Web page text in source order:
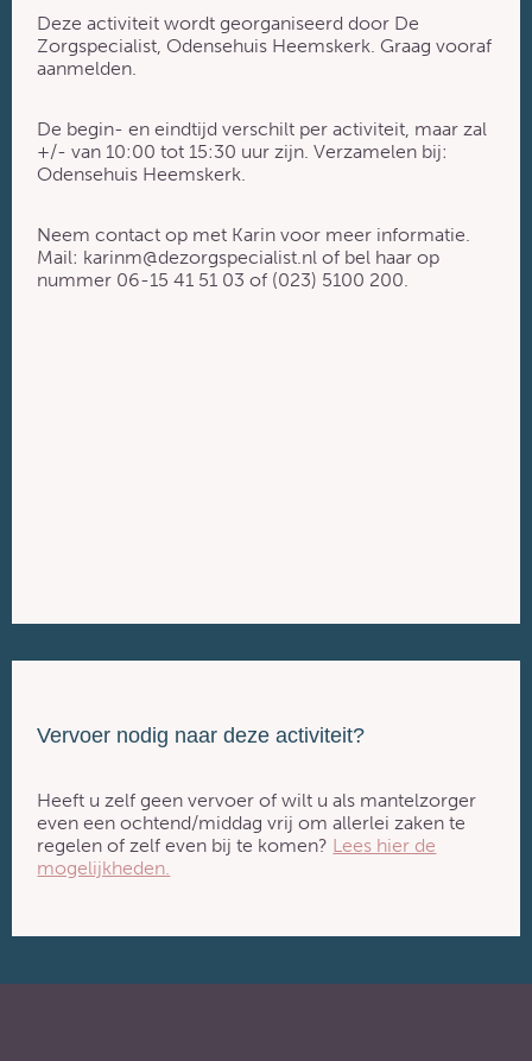
Deze activiteit wordt georganiseerd door De
Zorgspecialist, Odensehuis Heemskerk. Graag vooraf
aanmelden.
De begin- en eindtijd verschilt per activiteit, maar zal
+/- van 10:00 tot 15:30 uur zijn. Verzamelen bij:
Odensehuis Heemskerk.
Neem contact op met Karin voor meer informatie.
Mail: karinm@dezorgspecialist.nl of bel haar op
nummer 06-15 41 51 03 of (023) 5100 200.
Vervoer nodig naar deze activiteit?
Heeft u zelf geen vervoer of wilt u als mantelzorger
even een ochtend/middag vrij om allerlei zaken te
regelen of zelf even bij te komen? Lees hier de
mogelijkheden.